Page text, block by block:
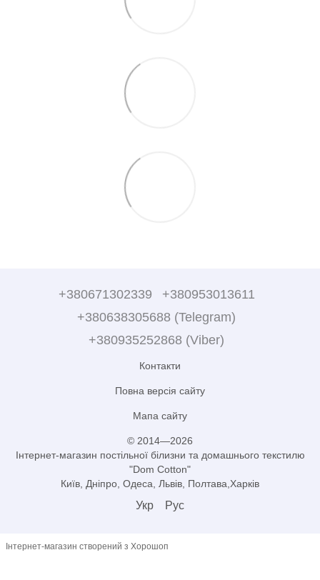
+380671302339
+380953013611
+380638305688 (Telegram)
+380935252868 (Viber)
Контакти
Повна версія сайту
Мапа сайту
© 2014—2026
Інтернет-магазин постільної білизни та домашнього текстилю
"Dom Cotton"
Київ, Дніпро, Одеса, Львів, Полтава,Харків
Укр Рус
Інтернет-магазин створений з Хорошоп